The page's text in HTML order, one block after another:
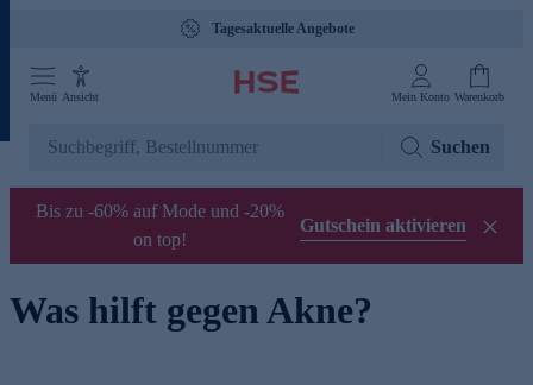
Tagesaktuelle Angebote
Menü Ansicht Mein Konto Warenkorb
Suchen
Bis zu -60% auf Mode und -20%
on top!
Gutschein aktivieren
Was hilft gegen Akne?